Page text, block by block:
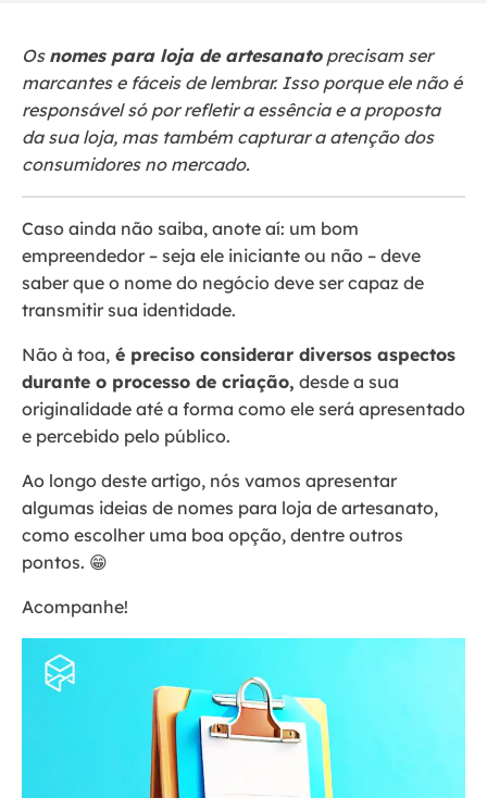
Os nomes para loja de artesanatoprecisam ser
marcantes e fáceis de lembrar. Isso porque ele não é
responsável só por refletir a essência e a proposta
da sua loja, mas também capturar a atenção dos
consumidores no mercado.
Caso ainda não saiba, anote aí: um bom
empreendedor – seja ele iniciante ou não – deve
saber que o nome do negócio deve ser capaz de
transmitir sua identidade.
Não à toa, é preciso considerar diversos aspectos
durante o processo de criação, desde a sua
originalidade até a forma como ele será apresentado
e percebido pelo público.
Ao longo deste artigo, nós vamos apresentar
algumas ideias de nomes para loja de artesanato,
como escolher uma boa opção, dentre outros
pontos. 😁
Acompanhe!